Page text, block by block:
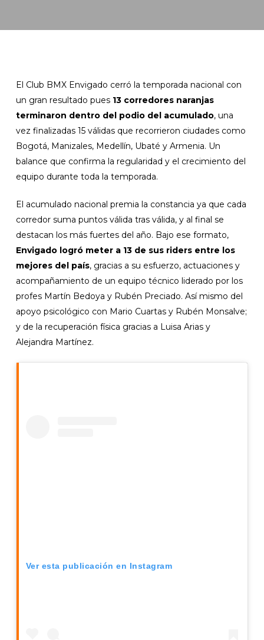
El Club BMX Envigado cerró la temporada nacional con
un gran resultado pues 13 corredores naranjas
terminaron dentro del podio del acumulado, una
vez finalizadas 15 válidas que recorrieron ciudades como
Bogotá, Manizales, Medellín, Ubaté y Armenia. Un
balance que confirma la regularidad y el crecimiento del
equipo durante toda la temporada.
El acumulado nacional premia la constancia ya que cada
corredor suma puntos válida tras válida, y al final se
destacan los más fuertes del año. Bajo ese formato,
Envigado logró meter a 13 de sus riders entre los
mejores del país, gracias a su esfuerzo, actuaciones y
acompañamiento de un equipo técnico liderado por los
profes Martín Bedoya y Rubén Preciado. Así mismo del
apoyo psicológico con Mario Cuartas y Rubén Monsalve;
y de la recuperación física gracias a Luisa Arias y
Alejandra Martínez.
Ver esta publicación en Instagram